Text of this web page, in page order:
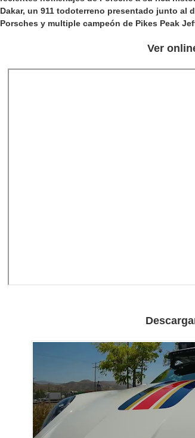
Dakar, un 911 todoterreno presentado junto al
Porsches y multiple campeón de Pikes Peak
Ver